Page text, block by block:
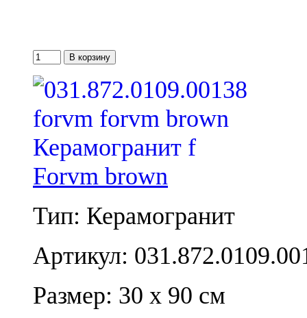
Forvm brown
Тип: Керамогранит
Артикул:
Размер: 30 x 90 см